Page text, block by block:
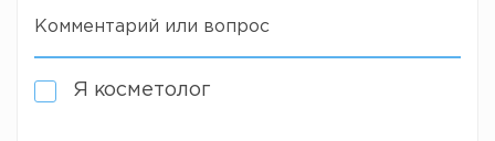
Комментарий или вопрос
Я косметолог